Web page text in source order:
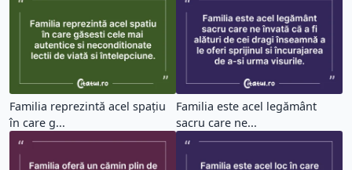
Familia reprezintă acel spațiu
în care g...
Familia este acel legământ
sacru care ne...